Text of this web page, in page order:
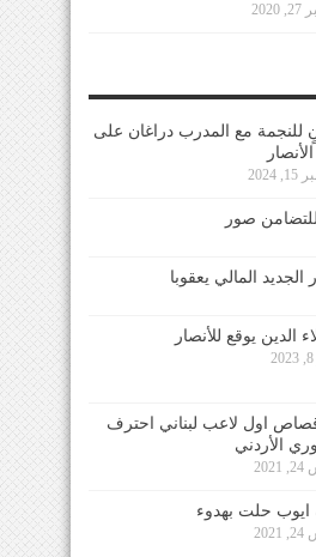
للنجمة مع المدرب دراغان على
صور
المالي يعقوبا
الدين يوقع للأنصار
اول لاعب لبناني احترف
الأردني
حلت بهدوء